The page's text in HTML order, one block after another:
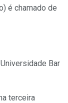
é chamado de
Bar
terceira